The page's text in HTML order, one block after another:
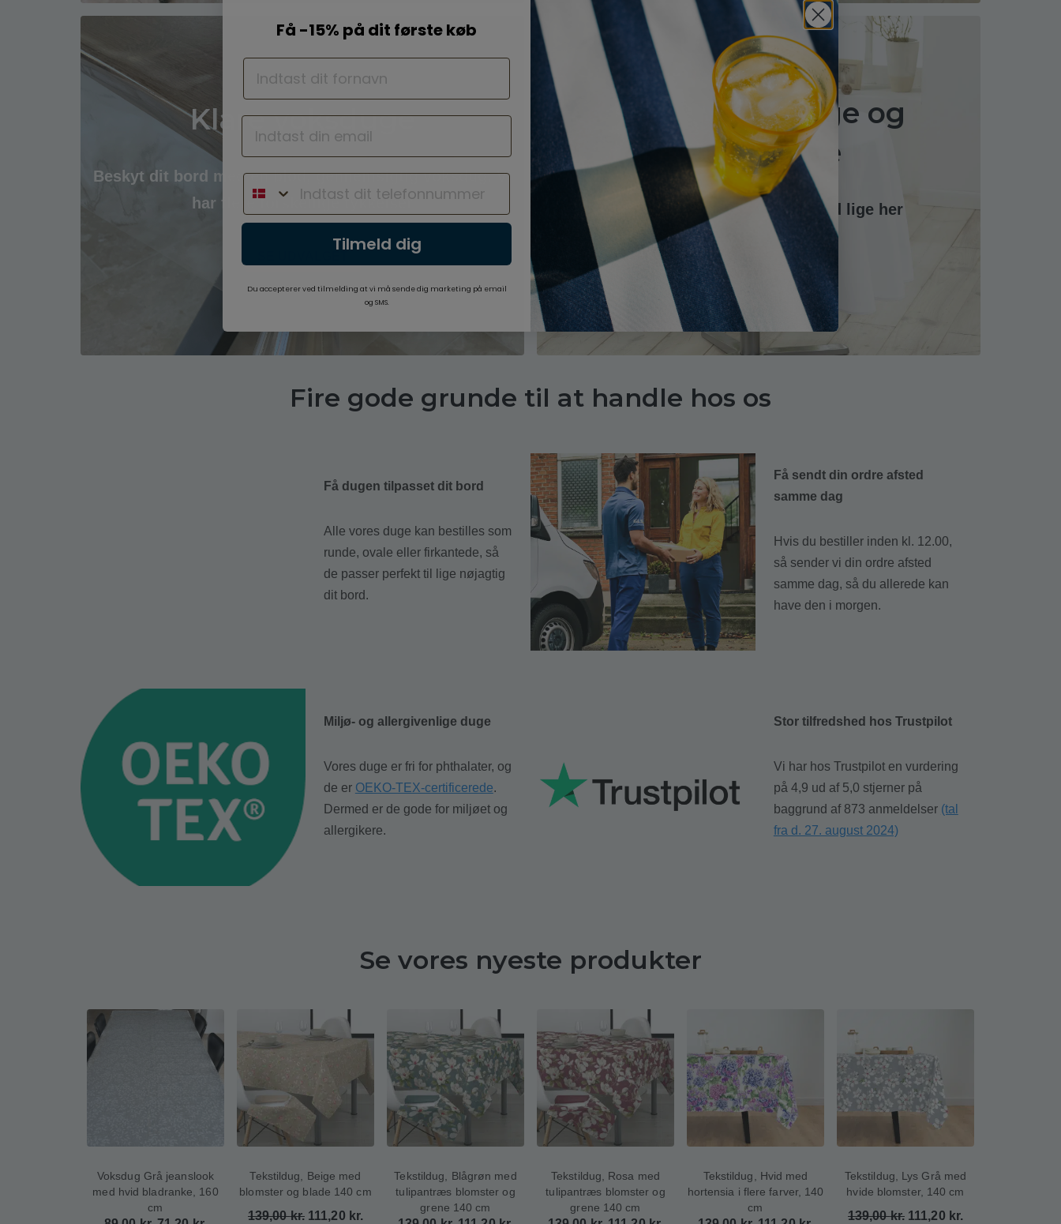
Klare voksduge
Beskyt dit bord med en blød, gennemsigtig voksdug. Vi
har flere forskellige tykkelser
Runde voksduge og
tekstildug
e
Find din runde dug til dit bord lige her
SE UDVALGET
Fire gode grunde til at handle hos os
Få dugen tilpasset dit bord
Alle vores duge kan bestilles som
runde, ovale eller firkantede, så
de passer perfekt til lige nøjagtig
dit bord.
Få sendt din ordre afsted
samme dag
Hvis du bestiller inden kl. 12.00,
så sender vi din ordre afsted
samme dag, så du allerede kan
have den i morgen.
Miljø- og allergivenlige duge
Vores duge er fri for phthalater, og
de er OEKO-TEX-certificerede.
Dermed er de gode for miljøet og
allergikere.
Stor tilfredshed hos Trustpilot
Vi har hos Trustpilot en vurdering
på 4,9 ud af 5,0 stjerner på
baggrund af 873 anmeldelser (tal
fra d. 27. august 2024)
Se vores nyeste produkter
Voksdug Grå jeanslook
med hvid bladranke, 160
cm
Tekstildug, Beige med
blomster og blade 140 cm
139,00kr. 111,20 kr.
Tekstildug, Blågrøn med
tulipantræs blomster og
grene 140 cm
Tekstildug, Rosa med
tulipantræs blomster og
grene 140 cm
Tekstildug, Hvid med
hortensia i flere farver, 140
cm
Tekstildug, Lys Grå med
hvide blomster, 140 cm
139,00kr. 111,20 kr.
Få -15% på dit første køb
Tilmeld dig
Du accepterer ved tilmelding at vi må sende dig marketing på email
og SMS.